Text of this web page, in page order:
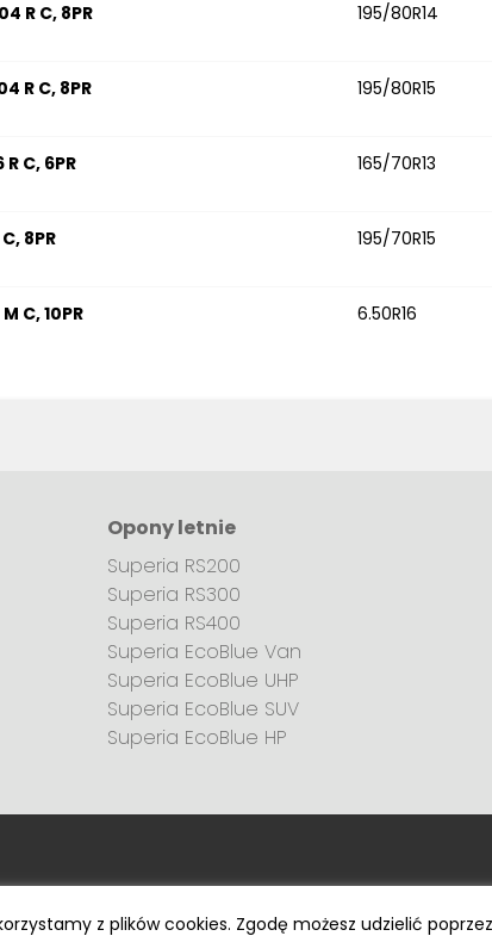
R C, 8PR 195/80R14
R C, 8PR 195/80R15
C, 6PR 165/70R13
8PR 195/70R15
C, 10PR 6.50R16
Opony letnie
Superia RS200
Superia RS300
Superia RS400
Superia EcoBlue Van
Superia EcoBlue UHP
Superia EcoBlue SUV
Superia EcoBlue HP
z plików cookies. Zgodę możesz udzielić